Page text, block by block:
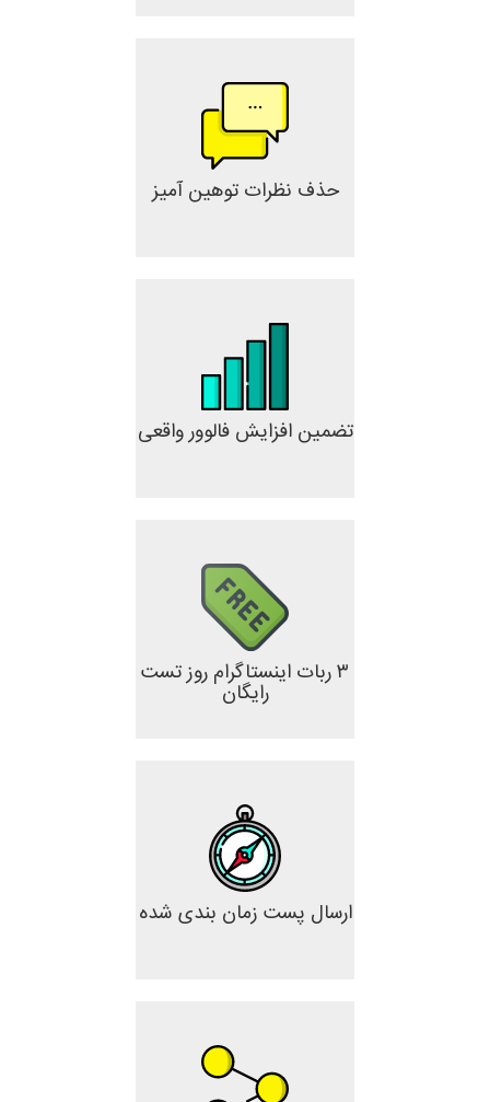
حذف نظرات توهین آمیز
تضمین افزایش فالوور واقعی
۳ ربات اینستاگرام روز تست
رایگان
ارسال پست زمان بندی شده